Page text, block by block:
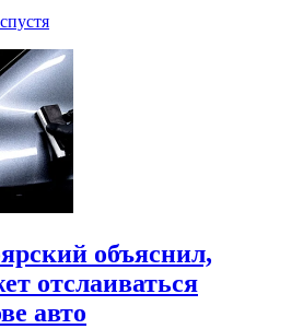
объяснил,
отслаиваться
авто